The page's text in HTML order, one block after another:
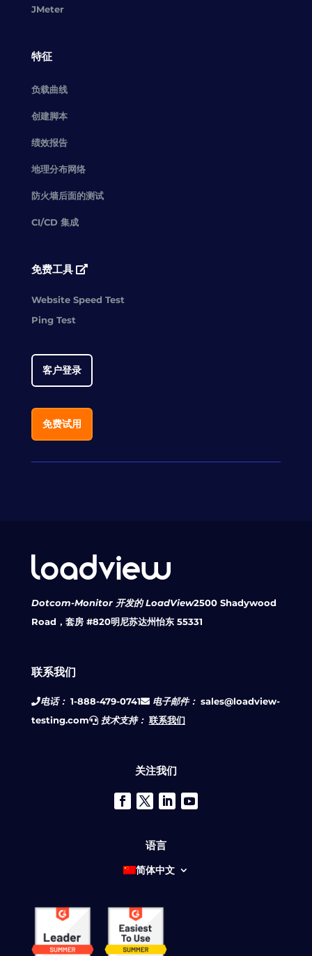
JMeter
特征
负载曲线
创建脚本
绩效报告
地理分布网络
防火墙后面的测试
CI/CD 集成
免费工具
Website Speed Test
Ping Test
客户登录
免费试用
Dotcom-Monitor 开发的 LoadView2500 Shadywood
Road，套房 #820明尼苏达州怡东 55331
联系我们
电话： 1-888-479-0741 电子邮件： sales@loadview-
testing.com
技术支持： 联系我们
关注我们
语言
简体中文